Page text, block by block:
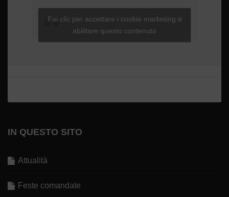
SEGUICI SU FACEBOOK
Fai clic per accettare i cookie marketing e
abilitare questo contenuto
IN QUESTO SITO
Attualità
Feste comandate